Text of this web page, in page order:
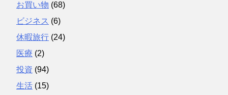
お買い物 (68)
ビジネス (6)
休暇旅行 (24)
医療 (2)
投資 (94)
生活 (15)